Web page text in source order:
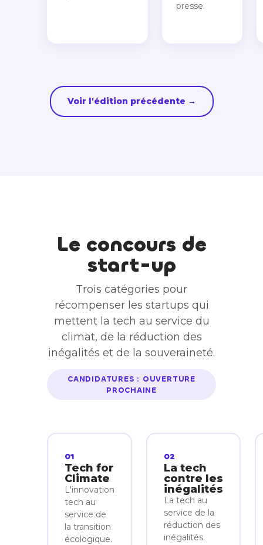
presse.
Voir l'édition précédente →
Le concours de
start-up
Trois catégories pour
récompenser les startups qui
mettent la tech au service du
climat, de la réduction des
inégalités et de la souveraineté.
CANDIDATURES : OUVERTURE
PROCHAINE
01
Tech for
Climate
L'innovation
tech au
service de
la transition
écologique.
02
La tech
contre les
inégalités
La tech au
service de la
réduction des
inégalités.